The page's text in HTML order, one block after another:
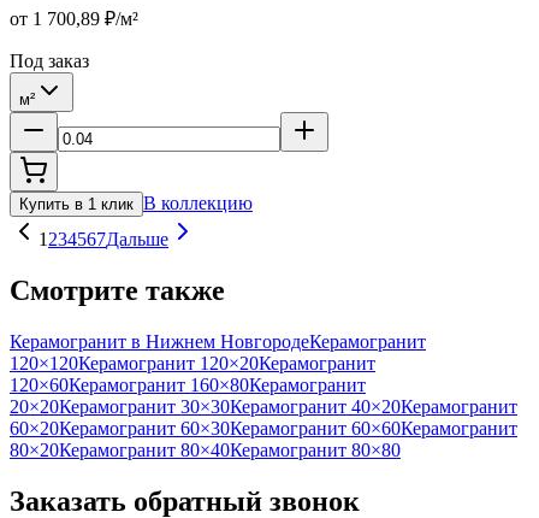
от 1 700,89 ₽/м²
Под заказ
м²
Купить в 1 клик В коллекцию
1 234567Дальше
Смотрите также
Керамогранит в Нижнем НовгородеКерамогранит
120×120Керамогранит 120×20Керамогранит
120×60Керамогранит 160×80Керамогранит
20×20Керамогранит 30×30Керамогранит 40×20Керамогранит
60×20Керамогранит 60×30Керамогранит 60×60Керамогранит
80×20Керамогранит 80×40Керамогранит 80×80
Заказать обратный звонок